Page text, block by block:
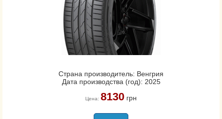
Страна производитель: Венгрия
Дата производства (год): 2025
Цена: 8130грн